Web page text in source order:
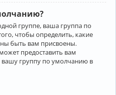
группе, ваша группа по
чтобы определить, какие
быть вам присвоены.
предоставить вам
группу по умолчанию в